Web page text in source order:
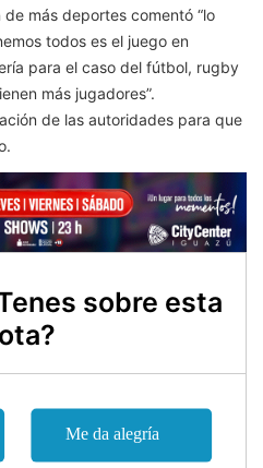
más deportes comentó “lo
todos es el juego en
para el caso del fútbol, rugby
más jugadores”.
de las autoridades para que
sobre esta